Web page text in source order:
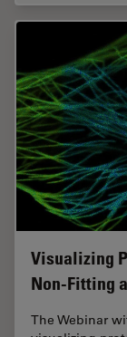
Visualizing
Non-Fitting
The Webinar